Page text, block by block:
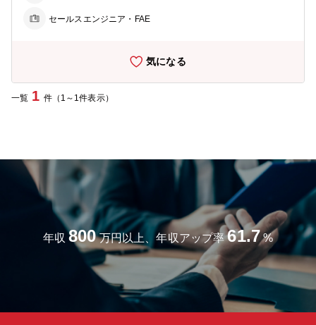
なミーティング ※顧客からの問合せ状況を踏まえ、メーカー側と英語
の開催やオンライン開催が多くなっております。 【主な顧客先】 国
e（ケイデンス）社 ※米国シリコンバレーに本社を構える半導体設計
ントおよび家庭用アプリケーションをターゲットとした組み込みデー
タや信号処理向けに最適化されたコンフィギュラブルなDPUを提供す
る「Tensilica」の製品の引き合いが増えており、現在1名体制から組
織強化のため増員による募集となります。 【配属先】 ICソリューシ
ョン本部 第１技術部 HVSグループ ■部署人数 90人弱 技術：営
業＝7：3 ■年齢層 平均40代後半 ■中途：新卒 5：5 【働き方】 ■在
宅 週2日程度可能 ■残業 平均10時間程度 ■出張 月1-2回 ※日帰り
がメインで、宿泊を伴う出張はほぼございません。 エリア 東京・神
奈川・京名阪・九州・東北など ■転勤 無（基本的にはありません) ■
定年 60歳 役職定年：55歳 再雇用：65歳まで
セールスエンジニア・FAE
気になる
一覧 1 件（1～1件表示）
年収 800 万円以上、年収アップ率 61.7 %